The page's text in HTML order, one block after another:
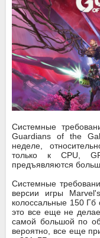
Системные
Guardians of the
неделе,
только к CPU,
предъявляются
Системные
версии игры
колоссальные 150 Гб
это все еще не
самой большой по
вероятно, все еще